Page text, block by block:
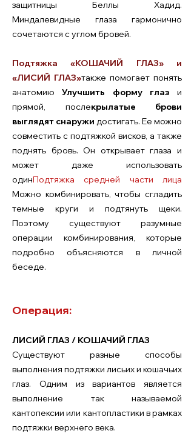
защитницы Беллы Хадид.
Миндалевидные глаза гармонично
сочетаются с углом бровей.
Подтяжка «КОШАЧИЙ ГЛАЗ» и
«ЛИСИЙ ГЛАЗ»также помогает понять
анатомию Улучшить форму глаз и
прямой, послекрылатые брови
выглядят снаружи достигать. Ее можно
совместить с подтяжкой висков, а также
поднять бровь. Он открывает глаза и
может даже использовать
одинПодтяжка средней части лица
Можно комбинировать, чтобы сгладить
темные круги и подтянуть щеки.
Поэтому существуют разумные
операции комбинирования, которые
подробно объясняются в личной
беседе.
Операция:
ЛИСИЙ ГЛАЗ / КОШАЧИЙ ГЛАЗ
Существуют разные способы
выполнения подтяжки лисьих и кошачьих
глаз. Одним из вариантов является
выполнение так называемой
кантопексии или кантопластики в рамках
подтяжки верхнего века.